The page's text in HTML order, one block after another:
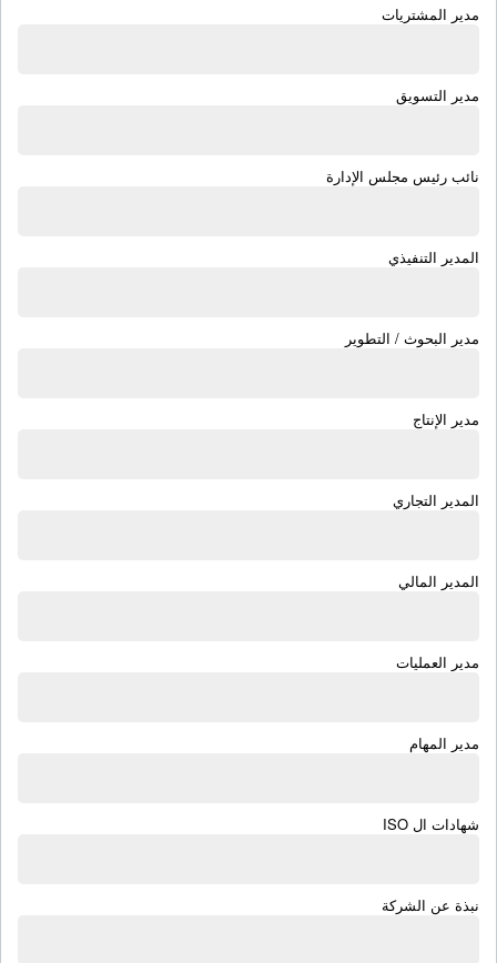
مدير المشتريات
مدير التسويق
نائب رئيس مجلس الإدارة
المدير التنفيذي
مدير البحوث / التطوير
مدير الإنتاج
المدير التجاري
المدير المالي
مدير العمليات
مدير المهام
شهادات ال ISO
نبذة عن الشركة